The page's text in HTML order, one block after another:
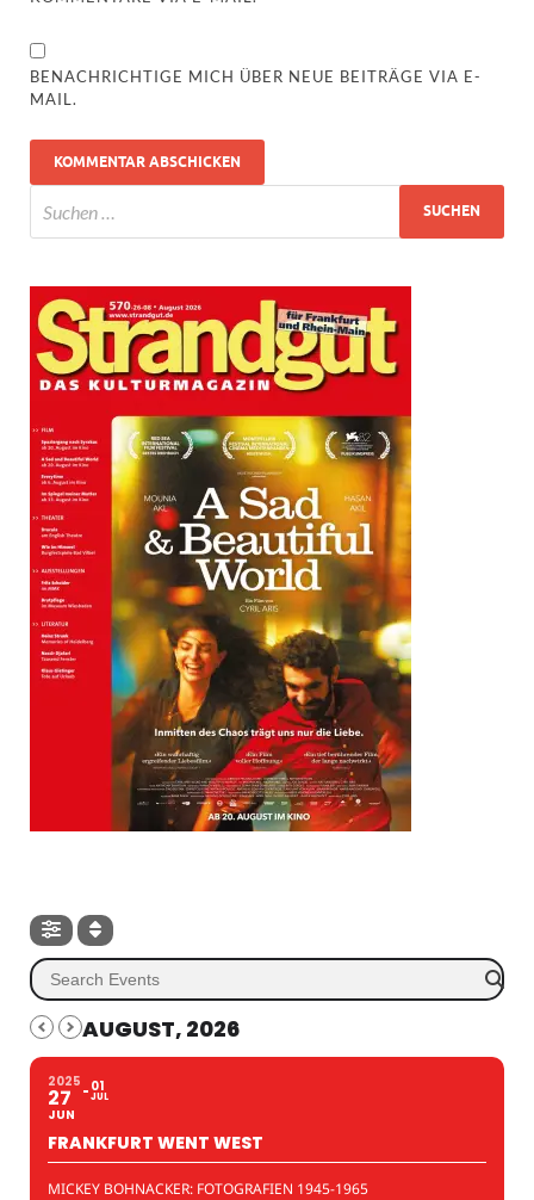
BENACHRICHTIGE MICH ÜBER NEUE BEITRÄGE VIA E-
MAIL.
AUGUST, 2026
2025
27
JUN
01
JUL
FRANKFURT WENT WEST
MICKEY BOHNACKER: FOTOGRAFIEN 1945-1965